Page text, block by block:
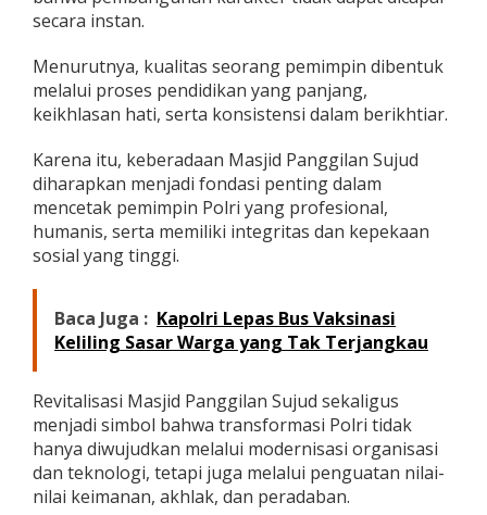
r
secara instan.
Menurutnya, kualitas seorang pemimpin dibentuk
melalui proses pendidikan yang panjang,
keikhlasan hati, serta konsistensi dalam berikhtiar.
Karena itu, keberadaan Masjid Panggilan Sujud
diharapkan menjadi fondasi penting dalam
mencetak pemimpin Polri yang profesional,
humanis, serta memiliki integritas dan kepekaan
sosial yang tinggi.
Baca Juga : Kapolri Lepas Bus Vaksinasi
Keliling Sasar Warga yang Tak Terjangkau
Revitalisasi Masjid Panggilan Sujud sekaligus
menjadi simbol bahwa transformasi Polri tidak
hanya diwujudkan melalui modernisasi organisasi
dan teknologi, tetapi juga melalui penguatan nilai-
nilai keimanan, akhlak, dan peradaban.